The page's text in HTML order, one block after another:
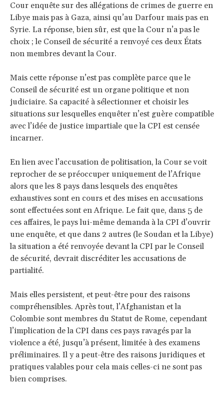
Cour enquête sur des allégations de crimes de guerre en
Libye mais pas à Gaza, ainsi qu’au Darfour mais pas en
Syrie. La réponse, bien sûr, est que la Cour n’a pas le
choix ; le Conseil de sécurité a renvoyé ces deux États
non membres devant la Cour.
Mais cette réponse n’est pas complète parce que le
Conseil de sécurité est un organe politique et non
judiciaire. Sa capacité à sélectionner et choisir les
situations sur lesquelles enquêter n’est guère compatible
avec l’idée de justice impartiale que la CPI est censée
incarner.
En lien avec l’accusation de politisation, la Cour se voit
reprocher de se préoccuper uniquement de l’Afrique
alors que les 8 pays dans lesquels des enquêtes
exhaustives sont en cours et des mises en accusations
sont effectuées sont en Afrique. Le fait que, dans 5 de
ces affaires, le pays lui-même demanda à la CPI d’ouvrir
une enquête, et que dans 2 autres (le Soudan et la Libye)
la situation a été renvoyée devant la CPI par le Conseil
de sécurité, devrait discréditer les accusations de
partialité.
Mais elles persistent, et peut-être pour des raisons
compréhensibles. Après tout, l’Afghanistan et la
Colombie sont membres du Statut de Rome, cependant
l’implication de la CPI dans ces pays ravagés par la
violence a été, jusqu’à présent, limitée à des examens
préliminaires. Il y a peut-être des raisons juridiques et
pratiques valables pour cela mais celles-ci ne sont pas
bien comprises.